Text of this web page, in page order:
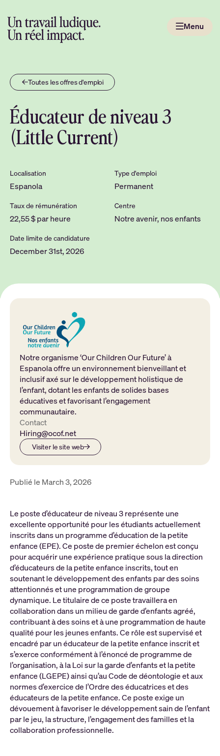
au
contenu
page
d'accueil
Menu
Toutes les offres d'emploi
Éducateur de niveau 3
(Little Current)
Localisation
Espanola
Type d'emploi
Permanent
Taux de rémunération
22,55 $ par heure
Centre
Notre avenir, nos enfants
Date limite de candidature
December 31st, 2026
Notre organisme ‘Our Children Our Future’ à
Espanola offre un environnement bienveillant et
inclusif axé sur le développement holistique de
l’enfant, dotant les enfants de solides bases
éducatives et favorisant l’engagement
communautaire.
Contact
Hiring@ocof.net
Visiter le site web
Publié le March 3, 2026
Le poste d’éducateur de niveau 3 représente une
excellente opportunité pour les étudiants actuellement
inscrits dans un programme d’éducation de la petite
enfance (EPE). Ce poste de premier échelon est conçu
pour acquérir une expérience pratique sous la direction
d’éducateurs de la petite enfance inscrits, tout en
soutenant le développement des enfants par des soins
attentionnés et une programmation de groupe
dynamique. Le titulaire de ce poste travaillera en
collaboration dans un milieu de garde d’enfants agréé,
contribuant à des soins et à une programmation de haute
qualité pour les jeunes enfants. Ce rôle est supervisé et
encadré par un éducateur de la petite enfance inscrit et
s’exerce conformément à l’énoncé de programme de
l’organisation, à la Loi sur la garde d’enfants et la petite
enfance (LGEPE) ainsi qu’au Code de déontologie et aux
normes d’exercice de l’Ordre des éducatrices et des
éducateurs de la petite enfance. Ce poste exige un
dévouement à favoriser le développement sain de l’enfant
par le jeu, la structure, l’engagement des familles et la
collaboration professionnelle.